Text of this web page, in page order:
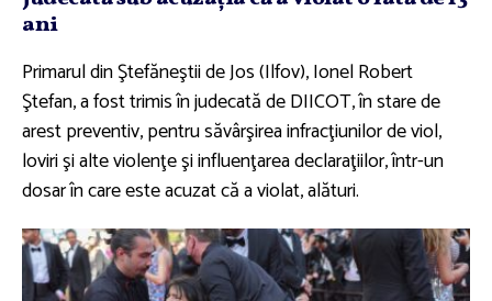
ani
Primarul din Ştefăneştii de Jos (Ilfov), Ionel Robert
Ştefan, a fost trimis în judecată de DIICOT, în stare de
arest preventiv, pentru săvârşirea infracţiunilor de viol,
loviri şi alte violenţe şi influenţarea declaraţiilor, într-un
dosar în care este acuzat că a violat, alături.